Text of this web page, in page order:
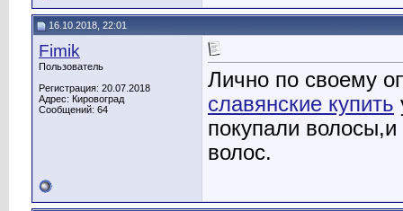
16.10.2018, 22:01
Fimik
Пользователь
Регистрация: 20.07.2018
Адрес: Кировоград
Сообщений: 64
Лично по своему
славянские купить
покупали
волос.